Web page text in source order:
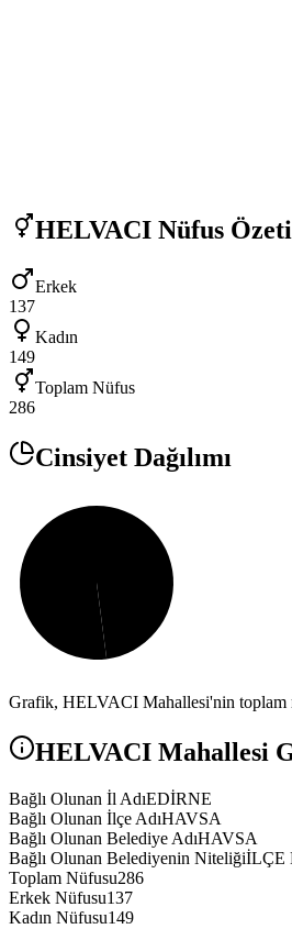
HELVACI Nüfus Özeti
Erkek
137
Kadın
149
Toplam Nüfus
286
Cinsiyet Dağılımı
Grafik, HELVACI Mahallesi'nin toplam
HELVACI Mahallesi
Bağlı Olunan İl AdıEDİRNE
Bağlı Olunan İlçe AdıHAVSA
Bağlı Olunan Belediye AdıHAVSA
Bağlı Olunan Belediyenin NiteliğiİLÇE
Toplam Nüfusu286
Erkek Nüfusu137
Kadın Nüfusu149